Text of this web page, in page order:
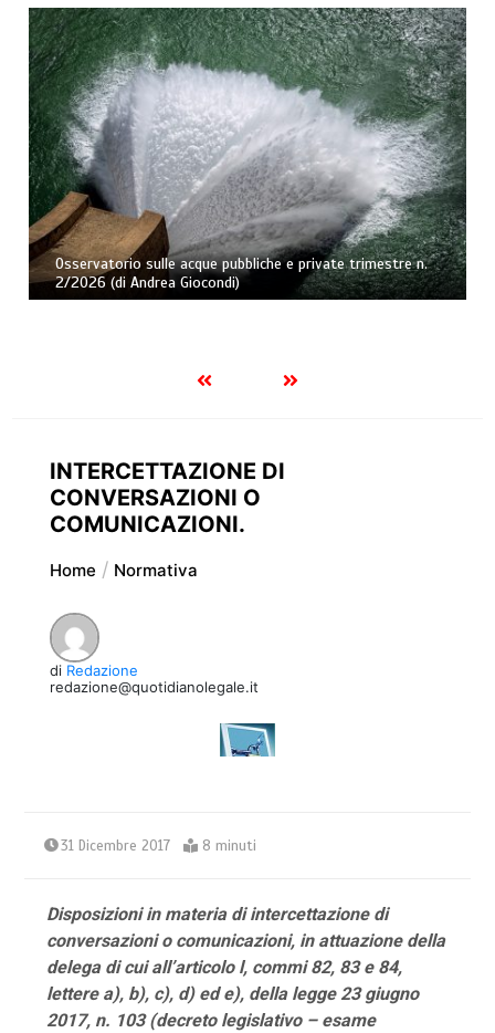
Osservatorio sulle acque pubbliche e private trimestre n.
2/2026 (di Andrea Giocondi)
INTERCETTAZIONE DI
CONVERSAZIONI O
COMUNICAZIONI.
Home Normativa
di Redazione
redazione@quotidianolegale.it
31 Dicembre 2017 8 minuti
Disposizioni in materia di intercettazione di
conversazioni o comunicazioni, in attuazione della
delega di cui all’articolo l, commi 82, 83 e 84,
lettere a), b), c), d) ed e), della legge 23 giugno
2017, n. 103 (decreto legislativo – esame